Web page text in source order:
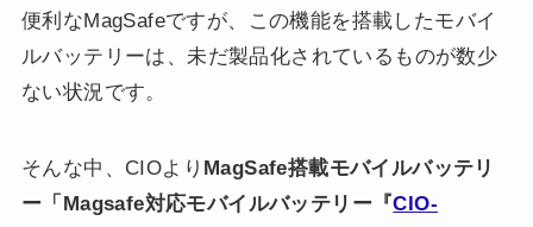
便利なMagSafeですが、この機能を搭載したモバイ
ルバッテリーは、未だ製品化されているものが数少
ない状況です。
そんな中、CIOより MagSafe搭載モバイルバッテリ
ー「Magsafe対応モバイルバッテリー『CIO-